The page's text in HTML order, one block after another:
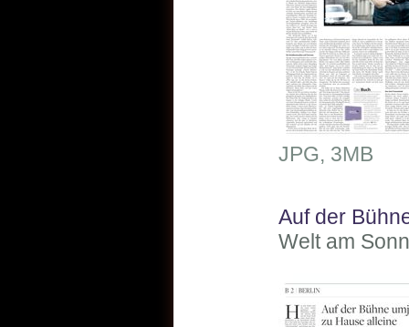
JPG, 3MB
Auf der
Welt am